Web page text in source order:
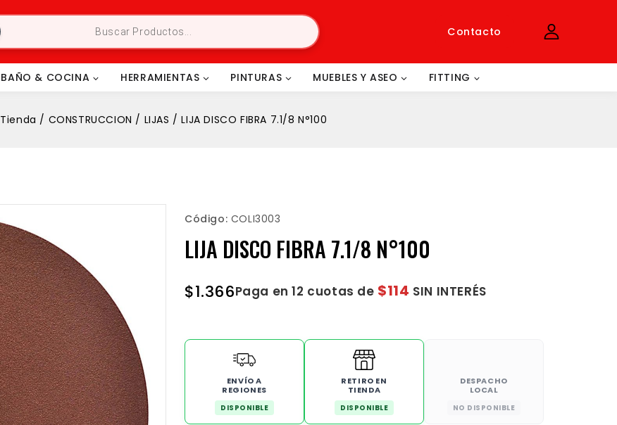
Contacto
BAÑO & COCINA HERRAMIENTAS PINTURAS MUEBLES Y ASEO FITTING
Tienda / CONSTRUCCION / LIJAS / LIJA DISCO FIBRA 7.1/8 N°100
Código: COLI3003
LIJA DISCO FIBRA 7.1/8 N°100
$1.366Paga en 12 cuotas de $114 SIN INTERÉS
ENVÍO A
REGIONES
DISPONIBLE
RETIRO EN
TIENDA
DISPONIBLE
DESPACHO
LOCAL
NO DISPONIBLE